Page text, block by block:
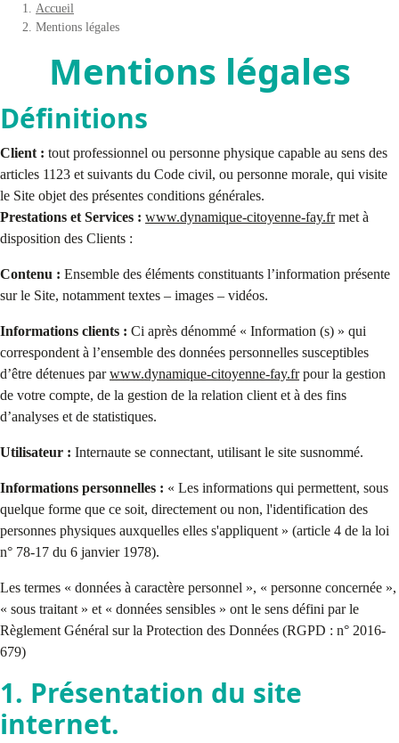
Fil
d'Ariane
Accueil
Mentions légales
Mentions légales
Définitions
Client : tout professionnel ou personne physique capable au sens des
articles 1123 et suivants du Code civil, ou personne morale, qui visite
le Site objet des présentes conditions générales.
Prestations et Services : www.dynamique-citoyenne-fay.frmet à
disposition des Clients :
Contenu : Ensemble des éléments constituants l’information présente
sur le Site, notamment textes – images – vidéos.
Informations clients : Ci après dénommé « Information (s) » qui
correspondent à l’ensemble des données personnelles susceptibles
d’être détenues parwww.dynamique-citoyenne-fay.frpour la gestion
de votre compte, de la gestion de la relation client et à des fins
d’analyses et de statistiques.
Utilisateur : Internaute se connectant, utilisant le site susnommé.
Informations personnelles : « Les informations qui permettent, sous
quelque forme que ce soit, directement ou non, l'identification des
personnes physiques auxquelles elles s'appliquent » (article 4 de la loi
n° 78-17 du 6 janvier 1978).
Les termes « données à caractère personnel », « personne concernée »,
« sous traitant » et « données sensibles » ont le sens défini par le
Règlement Général sur la Protection des Données (RGPD : n° 2016-
679)
1. Présentation du site
internet.